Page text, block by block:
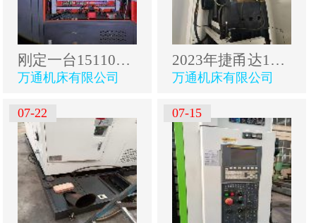
刚定一台15110卧式粗框机，新代21MA系统，三轴硬轨，B.
万通机床有限公司
2023年捷甬达1814粗框机卧铣，超重型床身，全防护，三.
万通机床有限公司
07-22 07-15